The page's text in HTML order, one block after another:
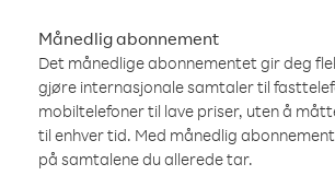
Månedlig abonnement
Det månedlige abonnementet gir deg
gjøre internasjonale samtaler til
mobiltelefoner til lave priser, uten å
til enhver tid. Med månedlig
på samtalene du allerede tar.